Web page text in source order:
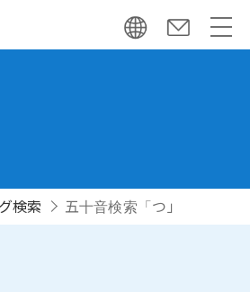
検索 五十音検索「つ」